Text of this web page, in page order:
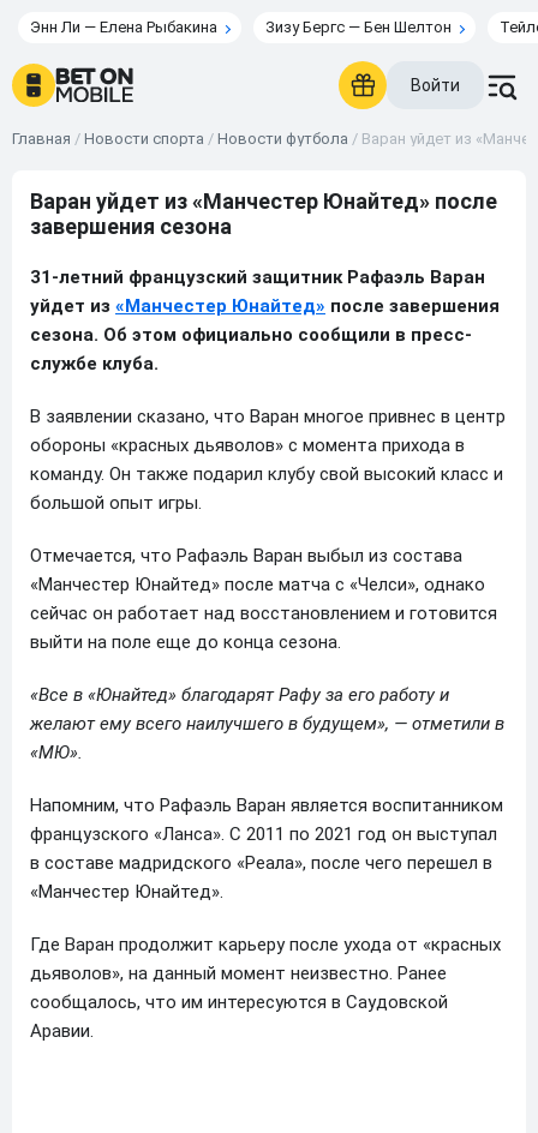
Энн Ли — Елена Рыбакина Зизу Бергс — Бен Шелтон
Войти
Главная / Новости спорта / Новости футбола / Варан уйдет из
Варан уйдет из «Манчестер Юнайтед» после
завершения сезона
31-летний французский защитник Рафаэль Варан
уйдет из «Манчестер Юнайтед» после завершения
сезона. Об этом официально сообщили в пресс-
службе клуба.
В заявлении сказано, что Варан многое привнес в центр
обороны «красных дьяволов» с момента прихода в
команду. Он также подарил клубу свой высокий класс и
большой опыт игры.
Отмечается, что Рафаэль Варан выбыл из состава
«Манчестер Юнайтед» после матча с «Челси», однако
сейчас он работает над восстановлением и готовится
выйти на поле еще до конца сезона.
«Все в «Юнайтед» благодарят Рафу за его работу и
желают ему всего наилучшего в будущем», — отметили в
«МЮ».
Напомним, что Рафаэль Варан является воспитанником
французского «Ланса». С 2011 по 2021 год он выступал
в составе мадридского «Реала», после чего перешел в
«Манчестер Юнайтед».
Где Варан продолжит карьеру после ухода от «красных
дьяволов», на данный момент неизвестно. Ранее
сообщалось, что им интересуются в Саудовской
Аравии.